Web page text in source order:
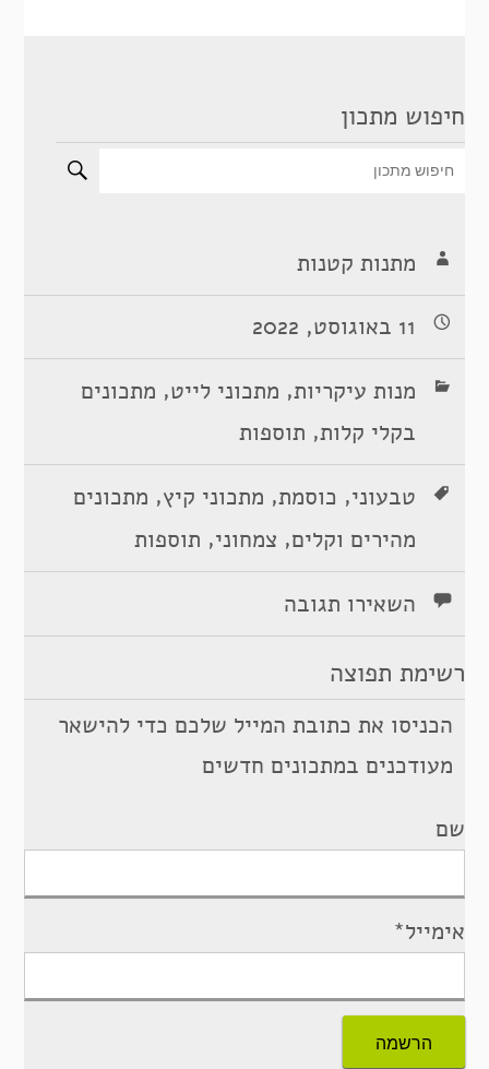
חיפוש מתכון
מתנות קטנות
11 באוגוסט, 2022
מנות עיקריות, מתכוני לייט, מתכונים
בקלי קלות, תוספות
טבעוני, כוסמת, מתכוני קיץ, מתכונים
מהירים וקלים, צמחוני, תוספות
השאירו תגובה
רשימת תפוצה
הכניסו את כתובת המייל שלכם כדי להישאר
מעודכנים במתכונים חדשים
שם
אימייל*